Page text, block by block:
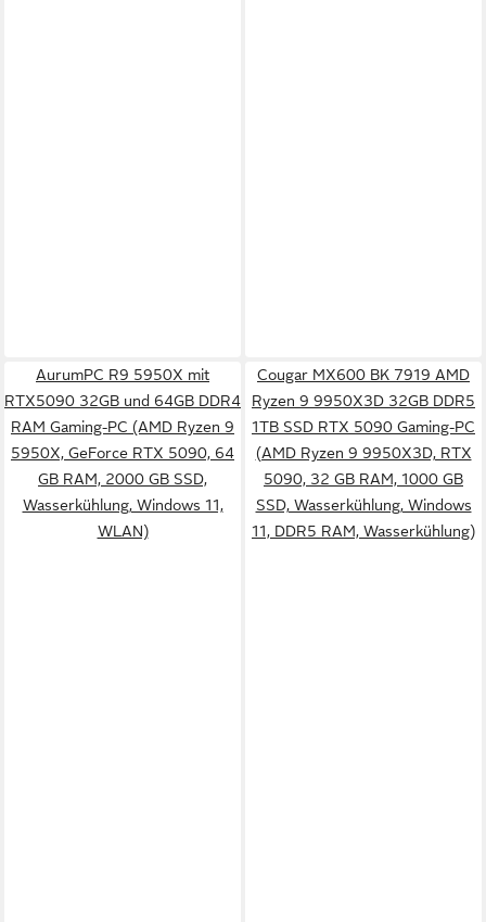
AurumPC R9 5950X mit
RTX5090 32GB und 64GB DDR4
RAM Gaming-PC (AMD Ryzen 9
5950X, GeForce RTX 5090, 64
GB RAM, 2000 GB SSD,
Wasserkühlung, Windows 11,
WLAN)
Cougar MX600 BK 7919 AMD
Ryzen 9 9950X3D 32GB DDR5
1TB SSD RTX 5090 Gaming-PC
(AMD Ryzen 9 9950X3D, RTX
5090, 32 GB RAM, 1000 GB
SSD, Wasserkühlung, Windows
11, DDR5 RAM, Wasserkühlung)